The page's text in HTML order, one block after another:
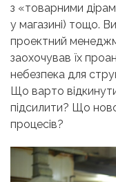
з «товарними
у магазині) тощо.
проектний
заохочував їх
небезпека для
Що варто
підсилити? Що
процесів?